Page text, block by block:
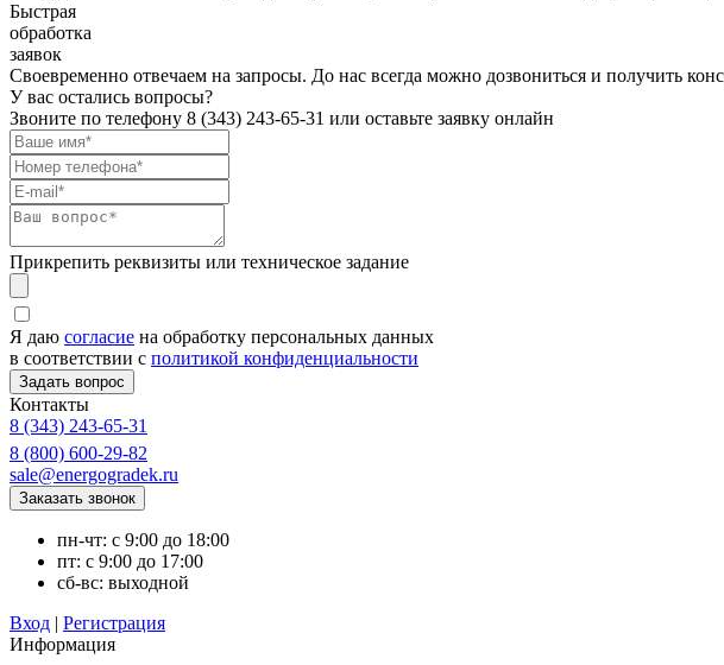
Быстрая
обработка
заявок
Своевременно отвечаем на запросы. До нас всегда можно дозвониться и получить
У вас остались вопросы?
Звоните по телефону 8 (343) 243-65-31 или оставьте заявку онлайн
Прикрепить реквизиты или техническое задание
Я даю согласие на обработку персональных данных
в соответствии с политикой конфиденциальности
Контакты
8 (343) 243-65-31
8 (800) 600-29-82
sale@energogradek.ru
пн-чт: с 9:00 до 18:00
пт: с 9:00 до 17:00
сб-вс: выходной
Вход | Регистрация
Информация